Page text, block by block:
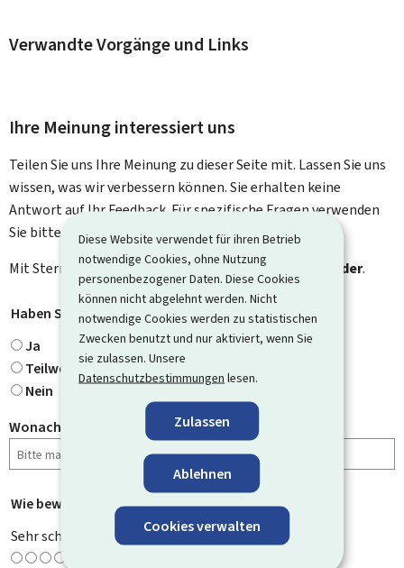
Diese Website verwendet für ihren Betrieb
notwendige Cookies, ohne Nutzung
personenbezogener Daten. Diese Cookies
können nicht abgelehnt werden. Nicht
notwendige Cookies werden zu statistischen
Zwecken benutzt und nur aktiviert, wenn Sie
sie zulassen. Unsere
Datenschutzbestimmungen lesen.
Zulassen
Ablehnen
Cookies verwalten
Verwandte Vorgänge und Links
Ihre Meinung interessiert uns
Teilen Sie uns Ihre Meinung zu dieser Seite mit. Lassen Sie uns
wissen, was wir verbessern können. Sie erhalten keine
Antwort auf Ihr Feedback. Für spezifische Fragen verwenden
Sie bitte das Kontaktformular.
Mit Stern gekennzeichnete Felder ( * ) sind Pflichtfelder.
Haben Sie gefunden, wonach Sie gesucht haben?
Ja
Teilweise
Nein
Wonach haben Sie gesucht?
Wie bewerten Sie diese Seite? *
Sehr schlecht